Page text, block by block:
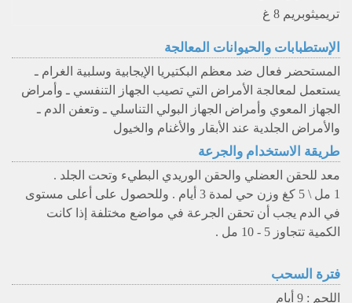
تريميثوبريم 8 غ
الإستطبابات والحيوانات المعالجة
المستحضر فعال ضد معظم البكتيريا الإيجابية وسلبية الغرام ـ
يستعمل لمعالجة الأمراض التي تصيب الجهاز التنفسي ـ وأمراض
الجهاز المعوي وأمراض الجهاز البولي التناسلي ـ وتعفن الدم ـ
والأمراض الجلدية عند الأبقار والأغنام والخيول
طريقة الاستخدام والجرعة
معد للحقن العضلي والحقن الوريدي البطيء وتحت الجلد .
1 مل \ 5 كغ وزن حي لمدة 3 أيام . وللحصول على أعلى مستوى
في الدم يجب أن تحقن الجرعة في مواضع مختلفة إذا كانت
الكمية تتجاوز 5 - 10 مل .
فترة السحب
اللحم : 9 أيام